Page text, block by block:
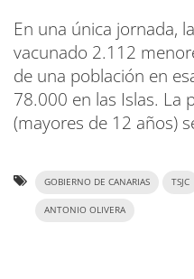
En una única jornada,
vacunado 2.112
de una población en
78.000 en las Islas. La
(mayores de 12 años)
GOBIERNO DE CANARIAS TSJC
ANTONIO OLIVERA